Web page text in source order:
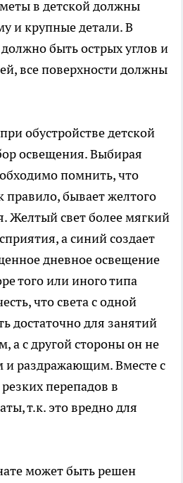
в детской должны
и крупные детали. В
быть острых углов и
все поверхности должны
обустройстве детской
освещения. Выбирая
помнить, что
правило, бывает желтого
Желтый свет более мягкий
а синий создает
дневное освещение
того или иного типа
что света с одной
достаточно для занятий
а с другой стороны он не
и раздражающим. Вместе с
перепадов в
т.к. это вредно для
может быть решен